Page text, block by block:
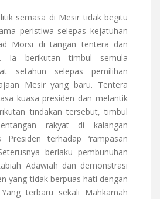
semasa di Mesir tidak begitu
peristiwa selepas kejatuhan
Morsi di tangan tentera dan
Ia berikutan timbul semula
setahun selepas pemilihan
Mesir yang baru. Tentera
kuasa presiden dan melantik
tindakan tersebut, timbul
rakyat di kalangan
Presiden terhadap ‘rampasan
berlaku pembunuhan
Adawiah dan demonstrasi
yang tidak berpuas hati dengan
terbaru sekali Mahkamah